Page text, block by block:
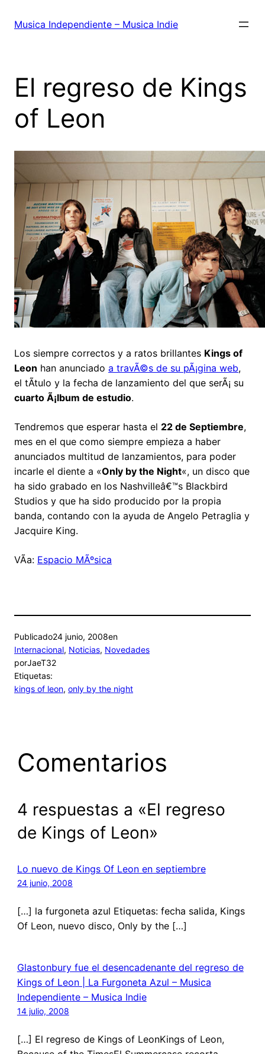
Musica Independiente – Musica Indie
El regreso de Kings
of Leon
Los siempre correctos y a ratos brillantes Kings of
Leon han anunciado a travÃ©s de su pÃ¡gina web,
el tÃ­tulo y la fecha de lanzamiento del que serÃ¡ su
cuarto Ã¡lbum de estudio.
Tendremos que esperar hasta el 22 de Septiembre,
mes en el que como siempre empieza a haber
anunciados multitud de lanzamientos, para poder
incarle el diente a «Only by the Night«, un disco que
ha sido grabado en los Nashvilleâ€™s Blackbird
Studios y que ha sido producido por la propia
banda, contando con la ayuda de Angelo Petraglia y
Jacquire King.
VÃ­a: Espacio MÃºsica
Publicado24 junio, 2008en
Internacional, Noticias, Novedades
porJaeT32
Etiquetas:
kings of leon, only by the night
Comentarios
4 respuestas a «El regreso
de Kings of Leon»
Lo nuevo de Kings Of Leon en septiembre
24 junio, 2008
[…] la furgoneta azul Etiquetas: fecha salida, Kings
Of Leon, nuevo disco, Only by the […]
Glastonbury fue el desencadenante del regreso de
Kings of Leon | La Furgoneta Azul – Musica
Independiente – Musica Indie
14 julio, 2008
[…] El regreso de Kings of LeonKings of Leon,